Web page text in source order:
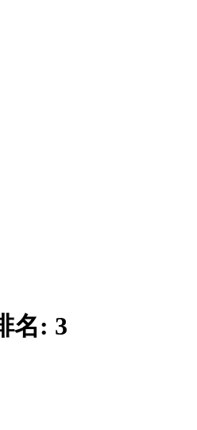
名: 3